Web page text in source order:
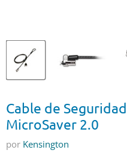
Cable de
MicroSaver 2.0
por Kensington